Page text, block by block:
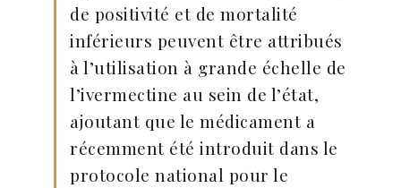
de positivité et de mortalité
inférieurs peuvent être attribués
à l’utilisation à grande échelle de
l’ivermectine au sein de l’état,
ajoutant que le médicament a
récemment été introduit dans le
protocole national pour le